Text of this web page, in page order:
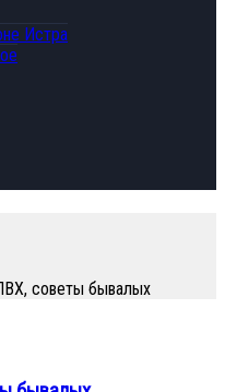
Истра
советы бывалых